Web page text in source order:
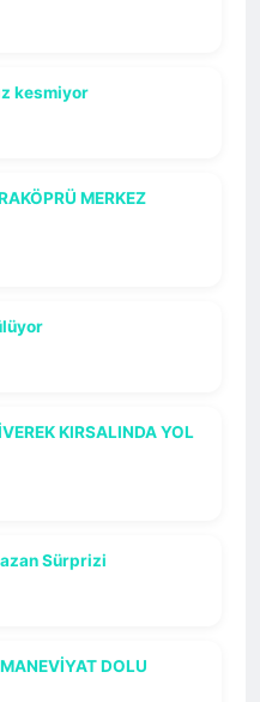
kesmiyor
MERKEZ
KIRSALINDA YOL
Sürprizi
DOLU